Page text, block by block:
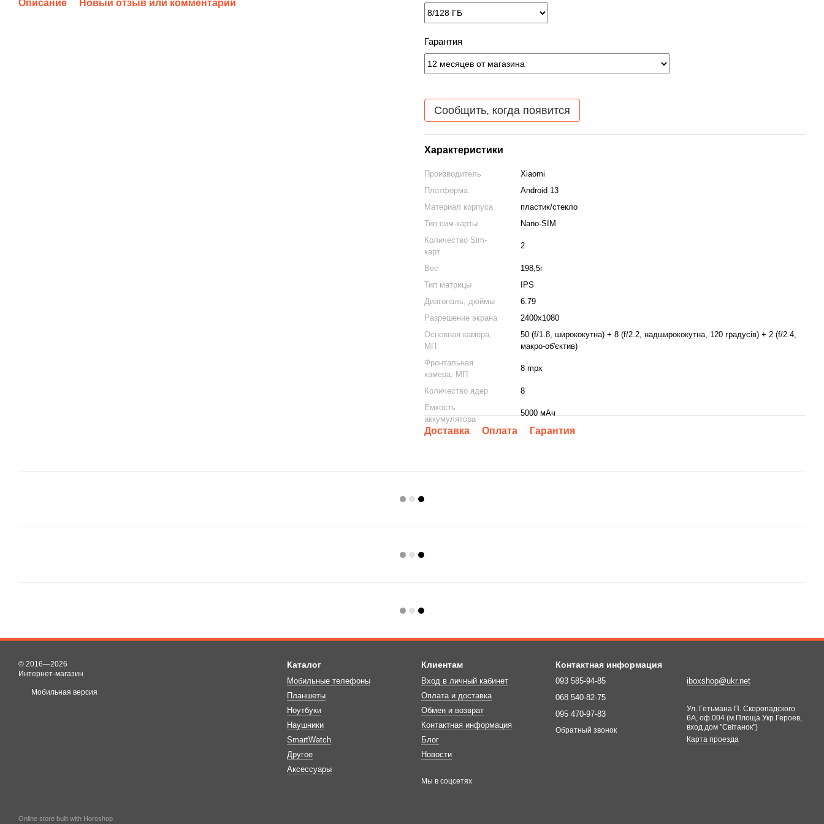
Описание Новый отзыв или комментарий
Гарантия
Сообщить, когда появится
Характеристики
Производитель
Xiaomi
Платформа
Android 13
Материал корпуса
пластик/стекло
Тип сим-карты
Nano-SIM
Количество Sim-
карт
2
Вес
198,5г
Тип матрицы
IPS
Диагональ, дюймы
6.79
Разрешение экрана
2400х1080
Основная камера,
МП
50 (f/1.8, ширококутна) + 8 (f/2.2, надширококутна, 120 градусів) + 2 (f/2.4,
макро-об'єктив)
Фронтальная
камера, МП
8 mpx
Количество ядер
8
Емкость
аккумулятора
5000 мАч
Доставка Оплата Гарантия
© 2016—2026
Интернет-магазин
Мобильная версия
Online store built with Horoshop
Каталог
Мобильные телефоны
Планшеты
Ноутбуки
Наушники
SmartWatch
Другое
Аксессуары
Клиентам
Вход в личный кабинет
Оплата и доставка
Обмен и возврат
Контактная информация
Блог
Новости
Мы в соцсетях
Контактная информация
093 585-94-85
068 540-82-75
095 470-97-83
Обратный звонок
iboxshop@ukr.net
Ул. Гетьмана П. Скоропадского
6А, оф.004 (м.Площа Укр.Героев,
вход дом "Світанок")
Карта проезда